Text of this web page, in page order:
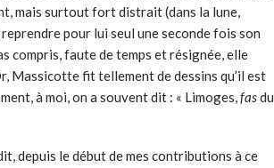
mais surtout fort distrait (dans la lune,
pour lui seul une seconde fois son
compris, faute de temps et résignée, elle
Massicotte fit tellement de dessins qu’il est
à moi, on a souvent dit : « Limoges,fasdu
depuis le début de mes contributions à ce